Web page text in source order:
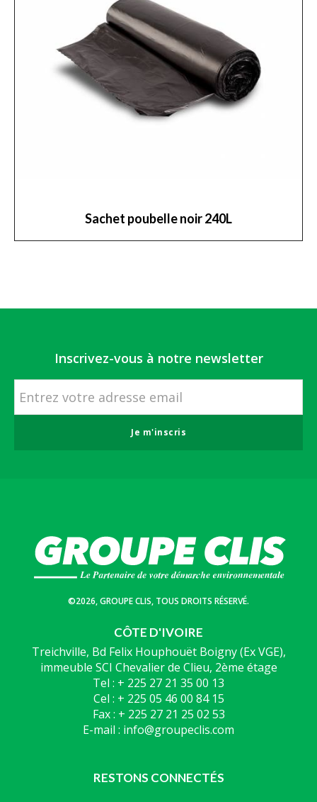
Sachet poubelle noir 240L
Inscrivez-vous à notre newsletter
Je m'inscris
©2026, GROUPE CLIS, TOUS DROITS RÉSERVÉ.
CÔTE D'IVOIRE
Treichville, Bd Felix Houphouët Boigny (Ex VGE),
immeuble SCI Chevalier de Clieu, 2ème étage
Tel : + 225 27 21 35 00 13
Cel : + 225 05 46 00 84 15
Fax : + 225 27 21 25 02 53
E-mail : info@groupeclis.com
RESTONS CONNECTÉS